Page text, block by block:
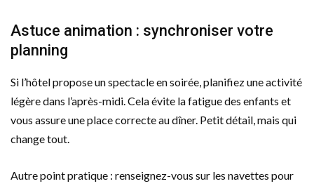
Astuce animation : synchroniser votre
planning
Si l’hôtel propose un spectacle en soirée, planifiez une activité
légère dans l’après-midi. Cela évite la fatigue des enfants et
vous assure une place correcte au dîner. Petit détail, mais qui
change tout.
Autre point pratique : renseignez-vous sur les navettes pour